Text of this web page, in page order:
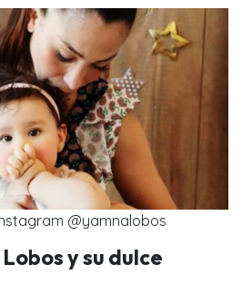
@yamnalobos
y su dulce